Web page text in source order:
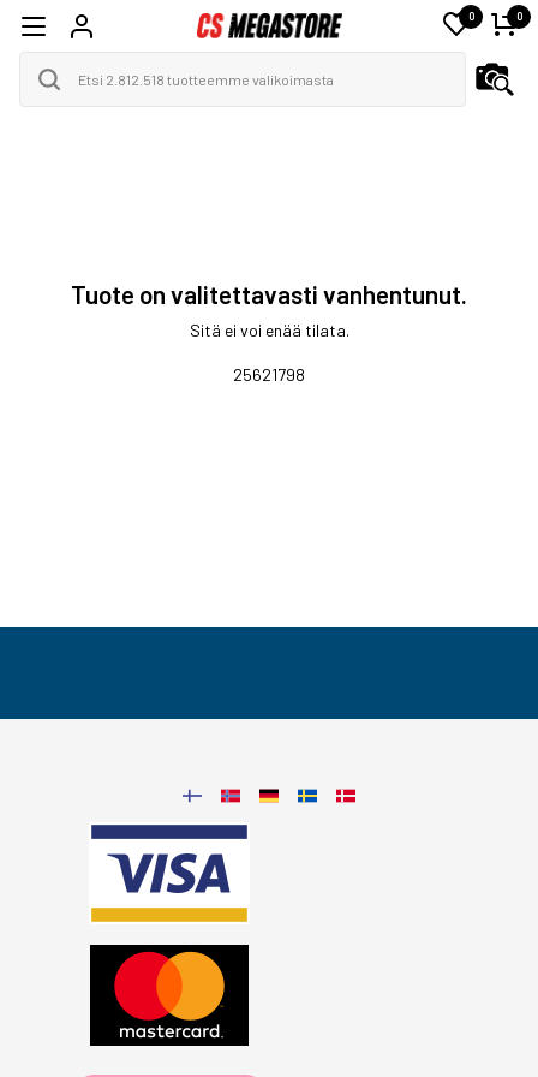
0 0
Tuote on valitettavasti vanhentunut.
Sitä ei voi enää tilata.
25621798